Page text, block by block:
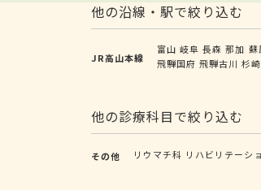
他の沿線・駅で絞り込む
JR高山本線
富山 岐阜 長森 那加 蘇
飛騨国府 飛騨古川 杉崎
他の診療科目で絞り込む
その他 リウマチ科 リハビリテーシ